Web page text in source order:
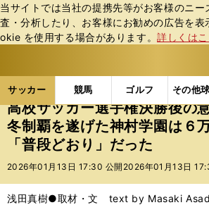
当サイトでは当社の提携先等がお客様のニー
査・分析したり、お客様にお勧めの広告を表
okie を使⽤する場合があります。詳しくはこ
サッカー 競馬 ゴルフ その他
ス
ポ
ル
テ
ー
バ
サッカーの記事一覧 Jリーグ他
高校サッカー選手権決勝後
冬制覇を遂げた神村学園は６
「普段どおり」だった
2026年01月13日 17:30 公開 2026年01月13日
浅田真樹●取材・文 text by Masaki